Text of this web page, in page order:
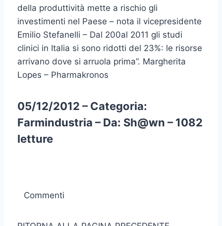
della produttività mette a rischio gli
investimenti nel Paese – nota il vicepresidente
Emilio Stefanelli – Dal 200al 2011 gli studi
clinici in Italia si sono ridotti del 23%: le risorse
arrivano dove si arruola prima”. Margherita
Lopes – Pharmakronos
05/12/2012 – Categoria:
Farmindustria – Da: Sh@wn – 1082
letture
Commenti